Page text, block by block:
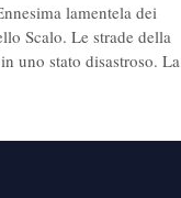
lamentela dei
Scalo. Le strade della
uno stato disastroso. La